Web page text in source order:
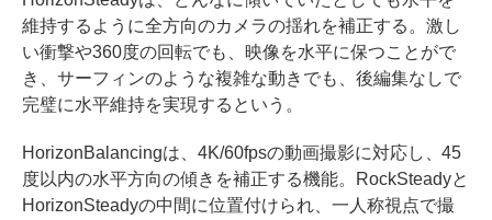
維持するように全方向のカメラの揺れを補正する。激し
い衝撃や360度の回転でも、映像を水平に保つことがで
き、サーフィンのような複雑な動きでも、後編集なしで
完璧に水平維持を実現するという。
HorizonBalancingは、4K/60fpsの動画撮影に対応し、45
度以内の水平方向の傾きを補正する機能。RockSteadyと
HorizonSteadyの中間に位置付けられ、一人称視点で撮